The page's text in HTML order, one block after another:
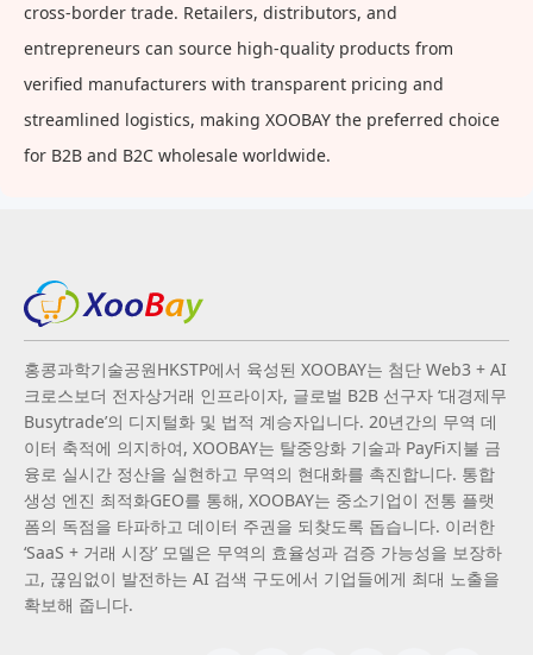
cross-border trade. Retailers, distributors, and
entrepreneurs can source high-quality products from
verified manufacturers with transparent pricing and
streamlined logistics, making XOOBAY the preferred choice
for B2B and B2C wholesale worldwide.
홍콩과학기술공원HKSTP에서 육성된 XOOBAY는 첨단 Web3 + AI
크로스보더 전자상거래 인프라이자, 글로벌 B2B 선구자 ‘대경제무
Busytrade’의 디지털화 및 법적 계승자입니다. 20년간의 무역 데
이터 축적에 의지하여, XOOBAY는 탈중앙화 기술과 PayFi지불 금
융로 실시간 정산을 실현하고 무역의 현대화를 촉진합니다. 통합
생성 엔진 최적화GEO를 통해, XOOBAY는 중소기업이 전통 플랫
폼의 독점을 타파하고 데이터 주권을 되찾도록 돕습니다. 이러한
‘SaaS + 거래 시장’ 모델은 무역의 효율성과 검증 가능성을 보장하
고, 끊임없이 발전하는 AI 검색 구도에서 기업들에게 최대 노출을
확보해 줍니다.